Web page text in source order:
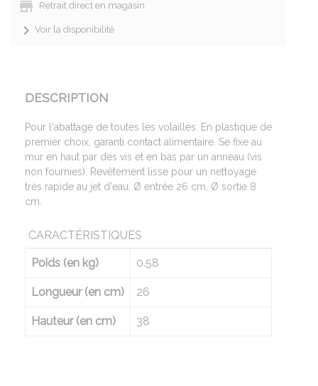
Retrait direct en magasin
Voir la disponibilité
DESCRIPTION
Pour l'abattage de toutes les volailles. En plastique de
premier choix, garanti contact alimentaire. Se fixe au
mur en haut par des vis et en bas par un anneau (vis
non fournies). Revêtement lisse pour un nettoyage
très rapide au jet d'eau. Ø entrée 26 cm, Ø sortie 8
cm.
CARACTÉRISTIQUES
Poids (en kg) 0.58
Longueur (en cm) 26
Hauteur (en cm) 38